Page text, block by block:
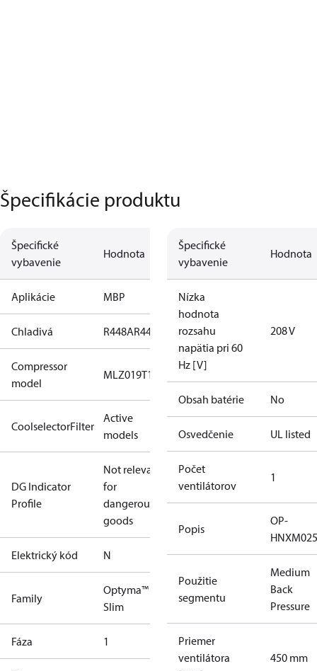
Špecifikácie produktu
Špecifické
vybavenie
Hodnota
Aplikácie MBP
Chladivá R448AR449A R134aR404A
Compressor
model
MLZ019T1A
CoolselectorFilter
Active
models
DG Indicator
Profile
Not relevant
for
dangerous
goods
Elektrický kód N
Family
Optyma™
Slim
Fáza 1
Špecifické
vybavenie
Hodnota
Nízka
hodnota
rozsahu
napätia pri 60
Hz [V]
208 V
Obsah batérie No
Osvedčenie UL listed
Počet
ventilátorov
1
Popis
OP-
Použitie
segmentu
Medium
Back
Pressure
Priemer
ventilátora
450 mm